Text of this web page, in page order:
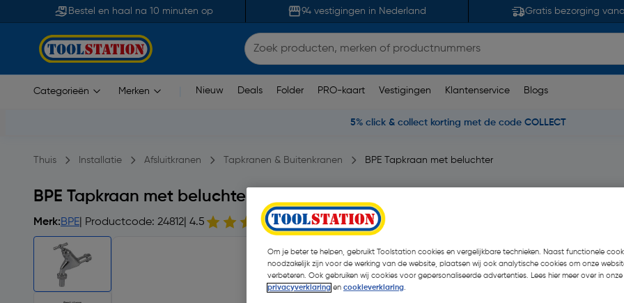
Bestel en haal na 10 minuten op 94 vestigingen in Nederland Gratis bezorging
Categorieën Merken Nieuw Deals Folder PRO-kaart Vestigingen Klantenservice Blogs
5% click & collect korting met de code COLLECT
Thuis Installatie Afsluitkranen Tapkranen & Buitenkranen BPE Tapkraan met beluchter
BPE Tapkraan met beluchter 1/2" keerklep
Merk:BPE | Productcode: 24812 | 4.5 67 opmerking(en)| Stuk
€ 28,09| Excl. btw €
Om je beter te helpen, gebruikt Toolstation cookies en vergelijkbare technieken. Naast functionele
noodzakelijk zijn voor de werking van de website, plaatsen wij ook analytische cookies om onze
verbeteren. Ook gebruiken wij cookies voor gepersonaliseerde advertenties. Lees hier meer over in onze
privacyverklaring en cookieverklaring.